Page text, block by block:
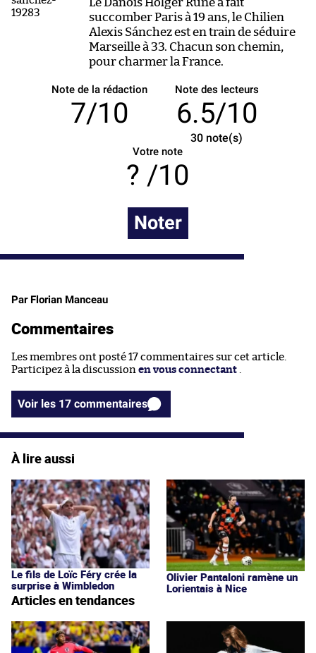
succomber Paris à 19 ans, le Chilien
Alexis Sánchez est en train de séduire
Marseille à 33. Chacun son chemin,
pour charmer la France.
Note de la rédaction
7/10
Note des lecteurs
6.5/10
30 note(s)
Votre note
/10
Noter
Par Florian Manceau
Commentaires
Les membres ont posté 17 commentaires sur cet article.
Participez à la discussion en vous connectant
Voir les 17 commentaires
À lire aussi
Le fils de Loïc Féry crée la
surprise à Wimbledon
Olivier Pantaloni ramène un
Lorientais à Nice
Articles en tendances